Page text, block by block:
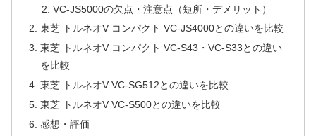
VC-JS5000の欠点・注意点（短所・デメリット）
東芝 トルネオV コンパクト VC-JS4000との違いを比較
東芝 トルネオV コンパクト VC-S43・VC-S33との違い
を比較
東芝 トルネオV VC-SG512との違いを比較
東芝 トルネオV VC-S500との違いを比較
感想・評価